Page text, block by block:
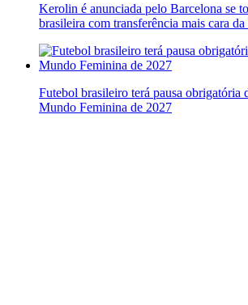
Kerolin é anunciada pelo Barcelona se
brasileira com transferência mais cara da
Futebol brasileiro terá pausa obrigatória
Mundo Feminina de 2027